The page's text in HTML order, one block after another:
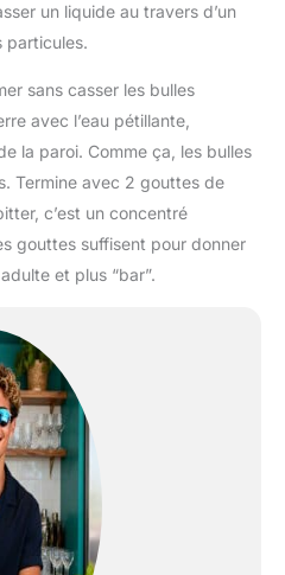
un liquide au travers d’un
particules.
sans casser les bulles
avec l’eau pétillante,
la paroi. Comme ça, les bulles
Termine avec 2 gouttes de
c’est un concentré
gouttes suffisent pour donner
et plus “bar”.